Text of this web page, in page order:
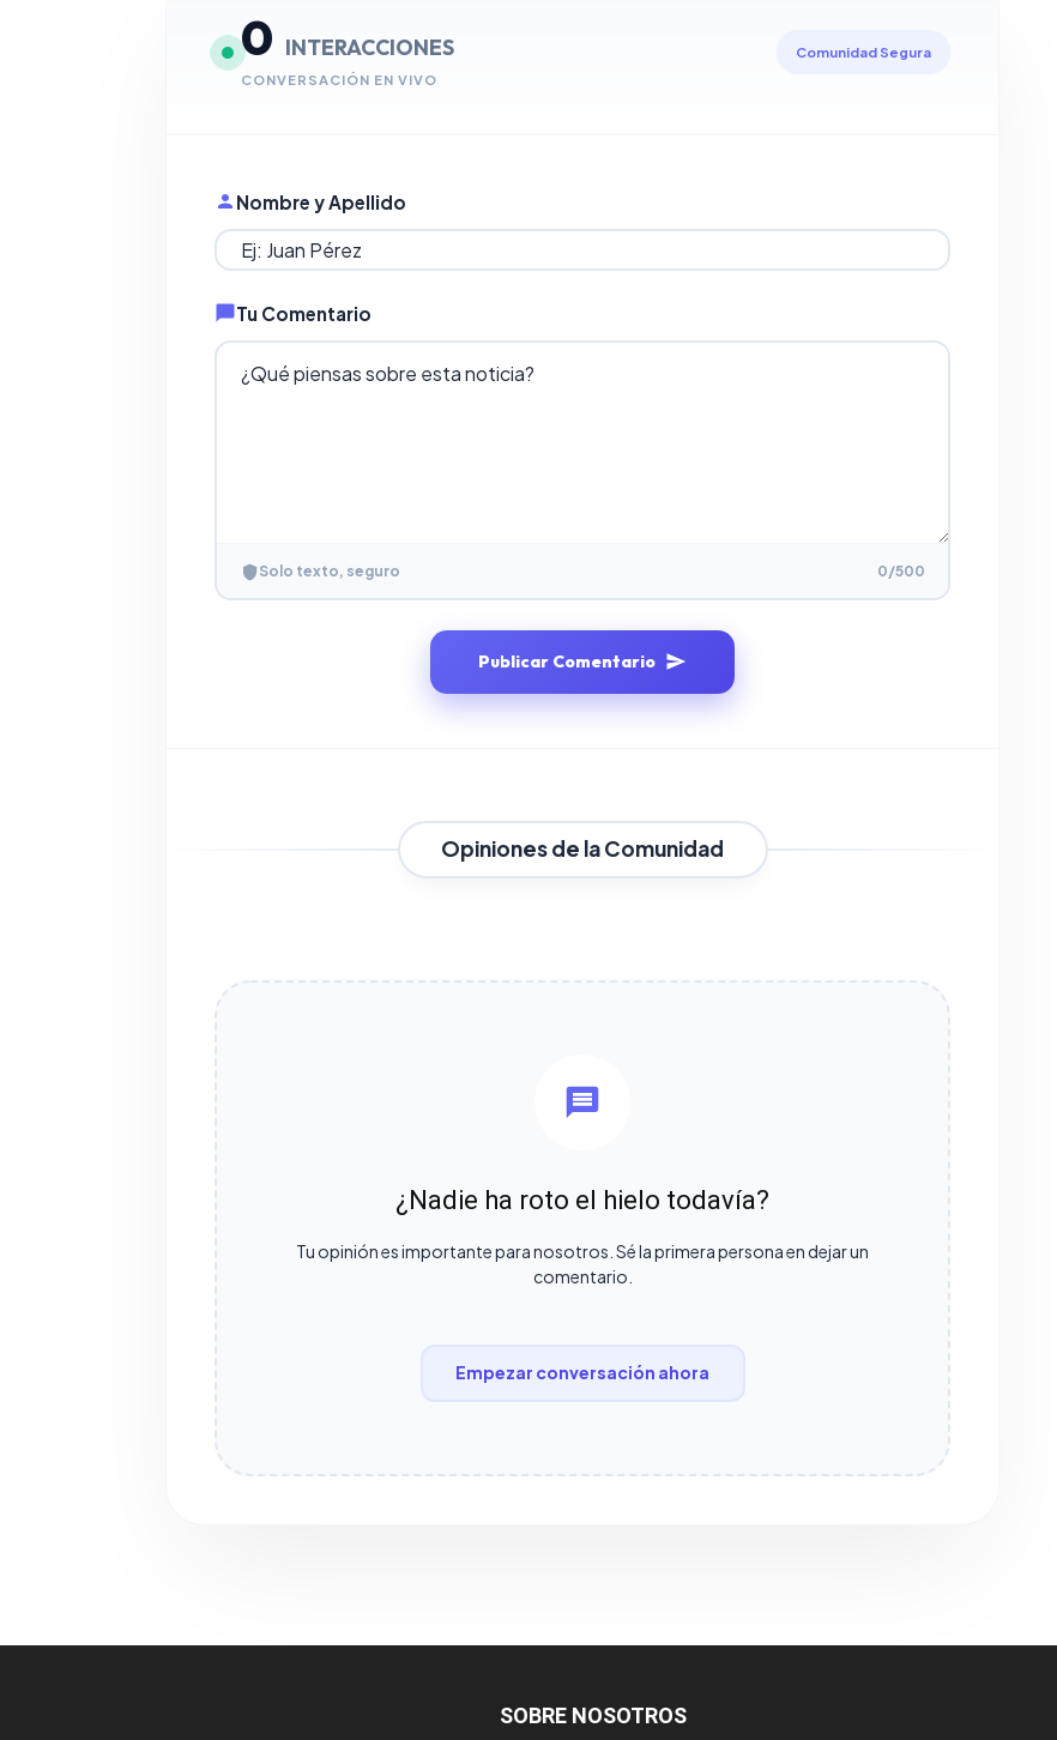
0 INTERACCIONES
CONVERSACIÓN EN VIVO
Comunidad Segura
Nombre y Apellido
Tu Comentario
Solo texto, seguro 0/500
Publicar Comentario
Opiniones de la Comunidad
¿Nadie ha roto el hielo todavía?
Tu opinión es importante para nosotros. Sé la primera persona en dejar un
comentario.
Empezar conversación ahora
SOBRE NOSOTROS